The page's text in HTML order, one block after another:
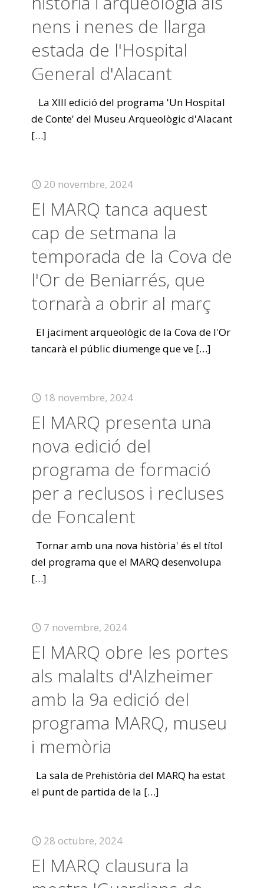
nens i nenes de llarga
estada de l'Hospital
General d'Alacant
La XIII edició del programa 'Un Hospital
de Conte' del Museu Arqueològic d'Alacant
[…]
20 novembre, 2024
El MARQ tanca aquest
cap de setmana la
temporada de la Cova de
l'Or de Beniarrés, que
tornarà a obrir al març
El jaciment arqueològic de la Cova de l'Or
tancarà el públic diumenge que ve […]
18 novembre, 2024
El MARQ presenta una
nova edició del
programa de formació
per a reclusos i recluses
de Foncalent
Tornar amb una nova història' és el títol
del programa que el MARQ desenvolupa
[…]
7 novembre, 2024
El MARQ obre les portes
als malalts d'Alzheimer
amb la 9a edició del
programa MARQ, museu
i memòria
La sala de Prehistòria del MARQ ha estat
el punt de partida de la […]
28 octubre, 2024
El MARQ clausura la